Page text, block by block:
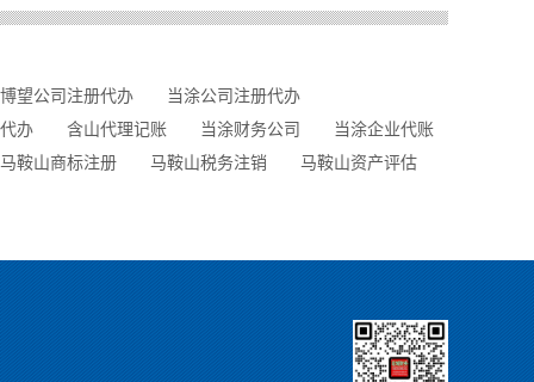
博望公司注册代办
当涂公司注册代办
办
含山代理记账 当涂财务公司
当涂企业代账
马鞍山商标注册
马鞍山税务注销 马鞍山资产评估